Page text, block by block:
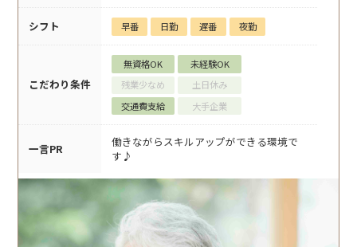
シフト 早番 日勤 遅番 夜勤
こだわり条件
無資格OK
未経験OK
残業少なめ
土日休み
交通費支給
大手企業
一言PR
働きながらスキルアップができる環境で
す♪